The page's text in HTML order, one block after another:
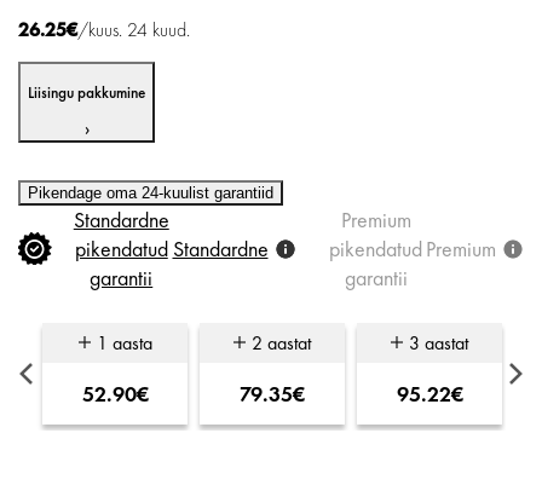
26.25€/kuus. 24 kuud.
Liisingu pakkumine
›
Pikendage oma 24-kuulist garantiid
Standardne
pikendatud
garantii
Standardne
Premium
pikendatud
garantii
Premium
1 aasta
52.90€
2 aastat
79.35€
3 aastat
95.22€